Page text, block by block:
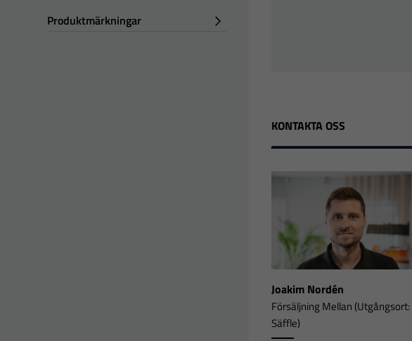
Produktmärkningar
KONTAKTA OSS
Joakim Nordén
Försäljning Mellan (Utgångsort:
Säffle)